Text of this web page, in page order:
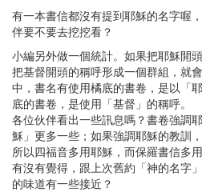
有一本書信都沒有提到耶穌的名字喔
伴要不要去挖挖看？
小編另外做一個統計。如果把耶穌開
把基督開頭的稱呼形成一個群組，就
中，書名有使用橘底的書卷，是以「
底的書卷，是使用「基督」的稱呼。
各位伙伴看出一些訊息嗎？書卷強調
穌」更多一些；如果強調耶穌的教訓
所以四福音多用耶穌，而保羅書信多用
有沒有覺得，跟上次舊約「神的名字
的味道有一些接近？